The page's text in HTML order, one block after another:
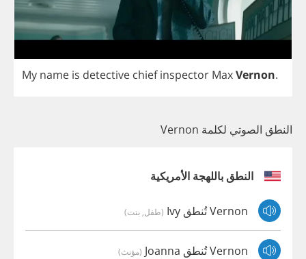
My name is detective chief inspector MaxVernon.
النطق الصوتي لكلمة Vernon
النطق باللهجة الأمريكية
Vernon تُنطق Ivy (طفل, بنت)
Vernon تُنطق Joanna (مؤنث)